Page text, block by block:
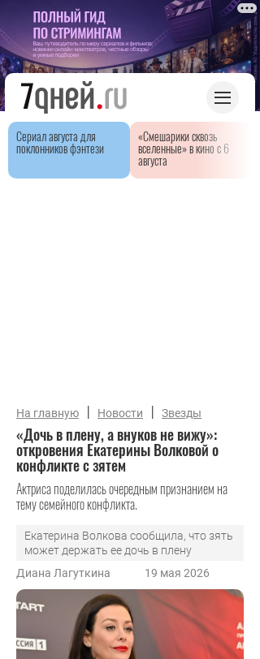
Сериал августа для
поклонников фэнтези
«Смешарики сквозь
вселенные» в кино с 6
августа
На главную | Новости | Звезды
«Дочь в плену, а внуков не вижу»:
откровения Екатерины Волковой о
конфликте с зятем
Актриса поделилась очередным признанием на
тему семейного конфликта.
Екатерина Волкова сообщила, что зять
может держать ее дочь в плену
Диана Лагуткина
19 мая 2026